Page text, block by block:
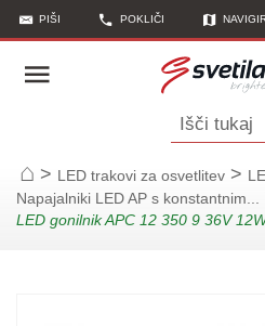
PIŠI POKLIČI
Išči tukaj
Začetna stran
> LED trakovi za osvetlitev >
Napajalniki LED AP s konstantnim...
LED gonilnik APC 12 350 9 36V